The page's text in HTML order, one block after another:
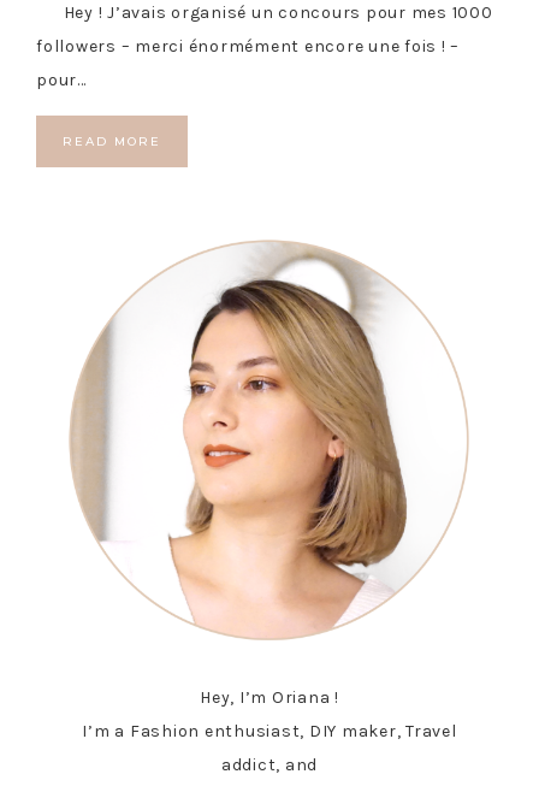
Hey ! J’avais organisé un concours pour mes 1000
followers – merci énormément encore une fois ! –
pour…
READ MORE
Hey, I’m Oriana !
I’m a Fashion enthusiast, DIY maker, Travel
addict, and